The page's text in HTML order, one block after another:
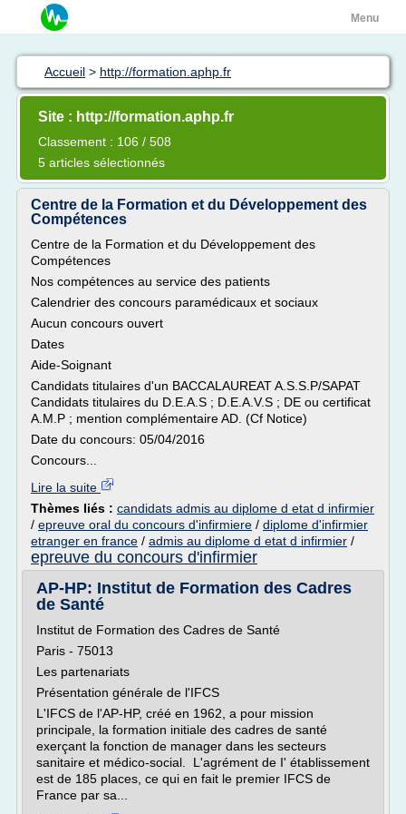
Menu
Accueil > http://formation.aphp.fr
Site : http://formation.aphp.fr
Classement : 106 / 508
5 articles sélectionnés
Centre de la Formation et du Développement des
Compétences
Centre de la Formation et du Développement des
Compétences
Nos compétences au service des patients
Calendrier des concours paramédicaux et sociaux
Aucun concours ouvert
Dates
Aide-Soignant
Candidats titulaires d'un BACCALAUREAT A.S.S.P/SAPAT
Candidats titulaires du D.E.A.S ; D.E.A.V.S ; DE ou certificat
A.M.P ; mention complémentaire AD. (Cf Notice)
Date du concours: 05/04/2016
Concours...
Lire la suite
Thèmes liés : candidats admis au diplome d etat d infirmier
/ epreuve oral du concours d'infirmiere / diplome d'infirmier
etranger en france / admis au diplome d etat d infirmier /
epreuve du concours d'infirmier
AP-HP: Institut de Formation des Cadres
de Santé
Institut de Formation des Cadres de Santé
Paris - 75013
Les partenariats
Présentation générale de l'IFCS
L'IFCS de l'AP-HP, créé en 1962, a pour mission
principale, la formation initiale des cadres de santé
exerçant la fonction de manager dans les secteurs
sanitaire et médico-social. L'agrément de I' établissement
est de 185 places, ce qui en fait le premier IFCS de
France par sa...